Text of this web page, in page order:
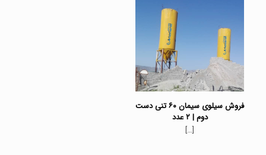
فروش سیلوی سیمان ۶۰ تنی دست
دوم | ۲ عدد
[…]